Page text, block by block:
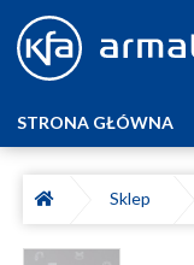
STRONA GŁÓWNA
Sklep